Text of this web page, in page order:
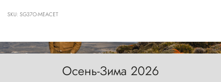
SKU: SG37O-MEACET
Осень-Зима 2026